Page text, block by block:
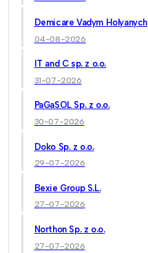
Demicare Vadym Holyanych
04-08-2026
IT and C sp. z o.o.
31-07-2026
PaGaSOL Sp. z o.o.
30-07-2026
Doko Sp. z o.o.
29-07-2026
Bexie Group S.L.
27-07-2026
Northon Sp. z o.o.
27-07-2026